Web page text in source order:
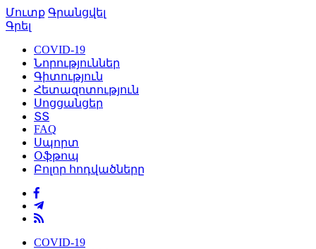
Մուտք Գրանցվել
Գրել
COVID-19
Նորություններ
Գիտություն
Հետազոտություն
Սոցցանցեր
ՏՏ
FAQ
Սպորտ
Օֆթոպ
Բոլոր հոդվածները
COVID-19